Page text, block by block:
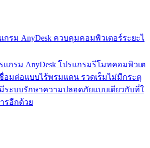
กรม AnyDesk ควบคุมคอมพิวเตอร์ระยะไ
แกรม AnyDesk โปรแกรมรีโมทคอมพิวเต
อมต่อแบบไร้พรมแดน รวดเร็มไม่มีกระตุ
ะบบรักษาความปลอดภัยแบบเดียวกับที่ใ
รอีกด้วย